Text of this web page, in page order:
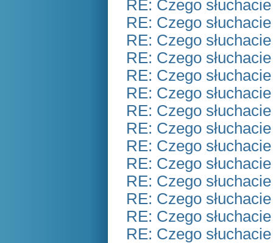
RE: Czego
RE: Czego
RE: Czego
RE: Czego
RE: Czego
RE: Czego
RE: Czego
RE: Czego
RE: Czego
RE: Czego
RE: Czego
RE: Czego
RE: Czego
RE: Czego